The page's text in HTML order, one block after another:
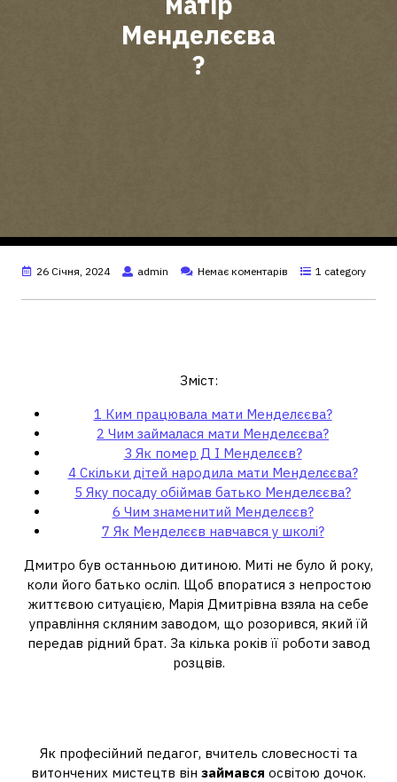
Менделєєва
?
26 Січня, 2024 admin Немає коментарів 1 category
Зміст:
1 Ким працювала мати Менделєєва?
2 Чим займалася мати Менделєєва?
3 Як помер Д І Менделєєв?
4Скільки дітей народила мати Менделєєва?
5 Яку посаду обіймав батько Менделєєва?
6 Чим знаменитий Менделєєв?
7 Як Менделєєв навчався у школі?
Дмитро був останньою дитиною. Миті не було й року,
коли його батько осліп. Щоб впоратися з непростою
життєвою ситуацією, Марія Дмитрівна взяла на себе
управління скляним заводом, що розорився, який їй
передав рідний брат. За кілька років її роботи завод
розцвів.
Як професійний педагог, вчитель словесності та
витончених мистецтв він займався освітою дочок.